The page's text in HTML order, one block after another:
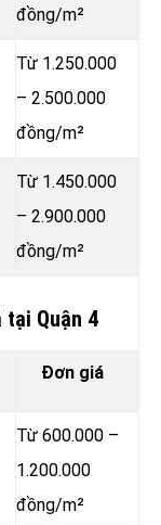
đồng/m²
Từ 1.250.000
– 2.500.000
đồng/m²
Từ 1.450.000
– 2.900.000
đồng/m²
tại Quận 4
Đơn giá
Từ 600.000 –
1.200.000
đồng/m²